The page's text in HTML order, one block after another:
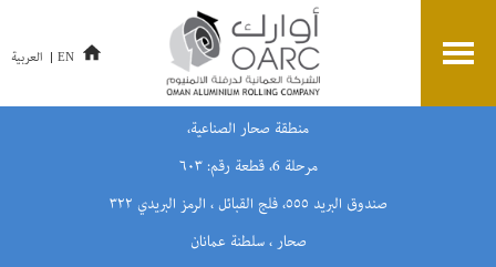
EN العربية
الشركة العمانية لدرفلة الألمنيوم
منطقة صحار الصناعية،
مرحلة 6، قطعة رقم: ٦٠٣
صندوق البريد ٥٥٥، فلج القبائل ، الرمز البريدي ٣٢٢
صحار ، سلطنة عمانان